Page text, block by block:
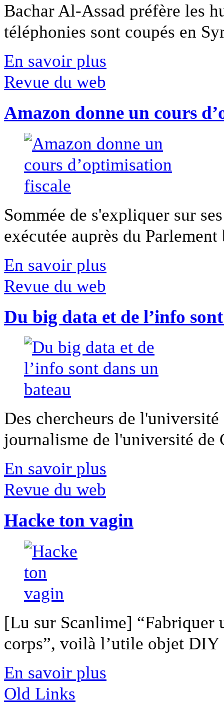
Bachar Al-Assad préfère les
téléphonies sont coupés en
En savoir plus
Revue du web
Amazon donne un cours
Sommée de s'expliquer sur
exécutée auprès du
En savoir plus
Revue du web
Du big data et de l’info
Des chercheurs de
journalisme de l'université
En savoir plus
Revue du web
Hacke ton vagin
[Lu sur Scanlime] “Fabriquer
corps”, voilà l’utile objet
En savoir plus
Old Links